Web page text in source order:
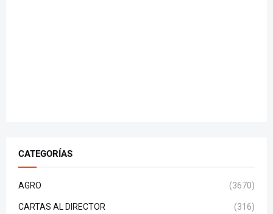
CATEGORÍAS
AGRO (3670)
CARTAS AL DIRECTOR (316)